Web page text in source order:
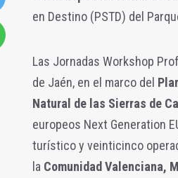
en Destino (PSTD) del
Las Jornadas Workshop
de Jaén, en el marco del
Natural de las Sierras de
europeos Next Generation
turístico y veinticinco
la Comunidad Valenciana,